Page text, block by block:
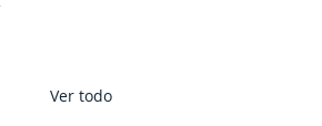
Ver todo